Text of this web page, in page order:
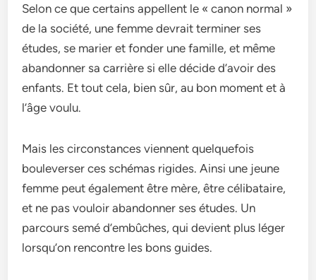
Selon ce que certains appellent le « canon normal »
de la société, une femme devrait terminer ses
études, se marier et fonder une famille, et même
abandonner sa carrière si elle décide d’avoir des
enfants. Et tout cela, bien sûr, au bon moment et à
l’âge voulu.
Mais les circonstances viennent quelquefois
bouleverser ces schémas rigides. Ainsi une jeune
femme peut également être mère, être célibataire,
et ne pas vouloir abandonner ses études. Un
parcours semé d’embûches, qui devient plus léger
lorsqu’on rencontre les bons guides.